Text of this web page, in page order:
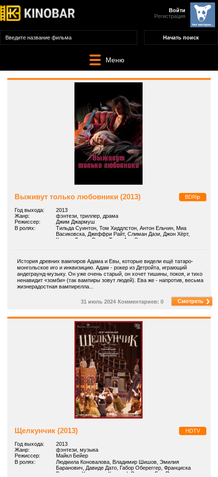
Войти
Регистрация
Меню
Выживут только любовники (2013) BDRip
Год выхода:
2013
Жанр:
фэнтези, триллер, драма
Режиссер:
Джим Джармуш
В ролях:
Тильда Суинтон, Том Хиддлстон, Антон Ельчин, Миа
Васиковска, Джеффри Райт, Слиман Дази, Джон Хёрт,
Картер Логан, Орели Тепо, Али Эмин
История древних вампиров Адама и Евы, которые видели ещё татаро-
монгольское иго и инквизицию. Адам - рокер из Детройта, играющий
андеграунд-музыку. Он уже очень старый, он хочет тишины, покоя, и тихо
ненавидит «зомби» (так вампиры зовут людей). Ева же - напротив, весьма
жизнерадостная вампирелла...
31 июль 2024 Комментариев: 0 Смотреть
Щелкунчик (2013) HDTV
Год выхода:
2013
Жанр:
фэнтези, музыка
Режиссер:
Майкл Бейер
В ролях:
Людмила Коновалова, Владимир Шишов, Эмилия
Баранович, Давиде Дато, Габор Обереггер, Франциска
Валльнер-Холлинек, Кристоф Венцель, Ева Полацек,